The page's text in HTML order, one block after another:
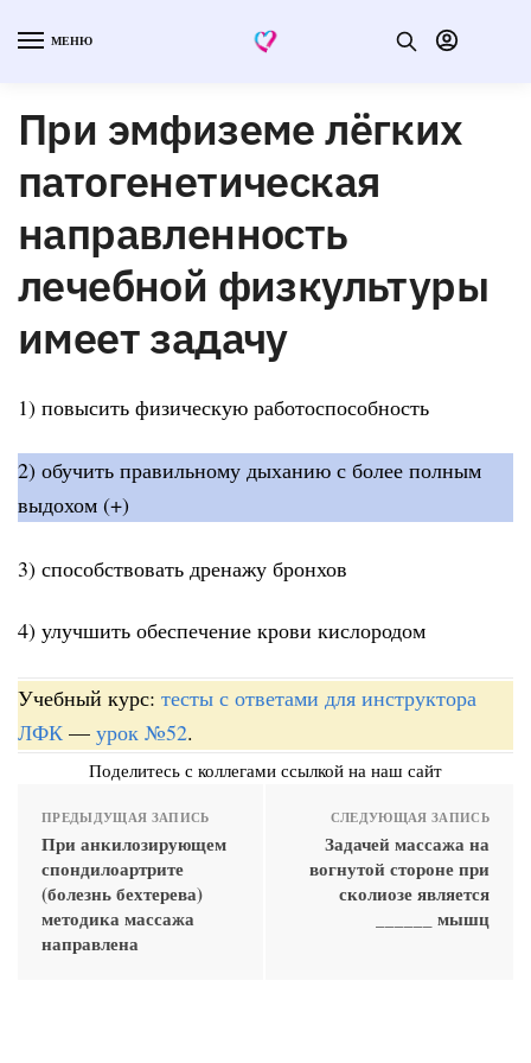
МЕНЮ
При эмфиземе лёгких
патогенетическая
направленность
лечебной физкультуры
имеет задачу
1) повысить физическую работоспособность
2) обучить правильному дыханию с более полным
выдохом (+)
3) способствовать дренажу бронхов
4) улучшить обеспечение крови кислородом
Учебный курс: тесты с ответами для инструктора
ЛФК — урок №52.
Поделитесь с коллегами ссылкой на наш сайт
ПРЕДЫДУЩАЯ ЗАПИСЬ
При анкилозирующем
спондилоартрите
(болезнь бехтерева)
методика массажа
направлена
СЛЕДУЮЩАЯ ЗАПИСЬ
Задачей массажа на
вогнутой стороне при
сколиозе является
______ мышц